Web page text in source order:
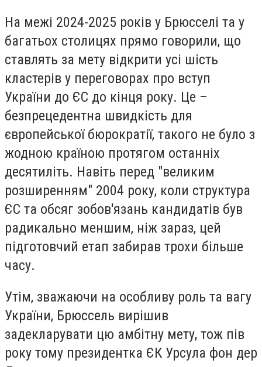
На межі 2024-2025 років у Брюсселі та у
багатьох столицях прямо говорили, що
ставлять за мету відкрити усі шість
кластерів у переговорах про вступ
України до ЄС до кінця року. Це –
безпрецедентна швидкість для
європейської бюрократії, такого не було з
жодною країною протягом останніх
десятиліть. Навіть перед "великим
розширенням" 2004 року, коли структура
ЄС та обсяг зобов'язань кандидатів був
радикально меншим, ніж зараз, цей
підготовчий етап забирав трохи більше
часу.
Утім, зважаючи на особливу роль та вагу
України, Брюссель вирішив
задекларувати цю амбітну мету, тож пів
року тому президентка ЄК Урсула фон дер